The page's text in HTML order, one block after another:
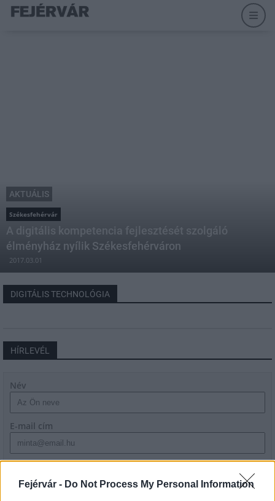
Fejérvár - Do Not Process My Personal Information
AKTUÁLIS
Székesfehérvár
A digitális kompetencia fejlesztését szolgáló
élményház nyílik Székesfehérváron
2017.03.01
DIGITÁLIS TECHNOLÓGIA
HÍRLEVÉL
Név
E-mail cím
szabályzatot!